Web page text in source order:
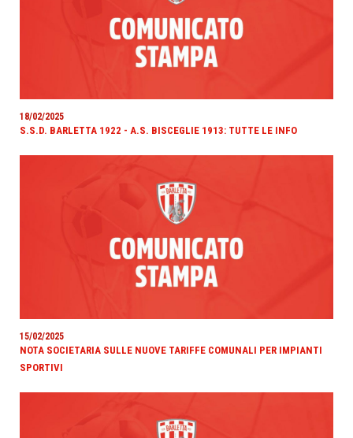
18/02/2025
S.S.D. BARLETTA 1922 - A.S. BISCEGLIE 1913: TUTTE LE INFO
15/02/2025
NOTA SOCIETARIA SULLE NUOVE TARIFFE COMUNALI PER IMPIANTI
SPORTIVI